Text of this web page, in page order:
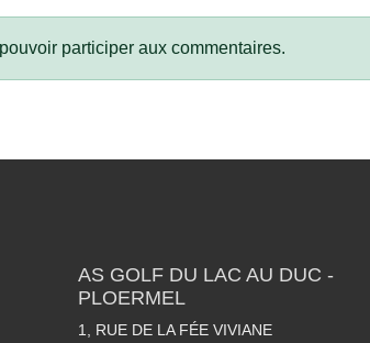
participer aux commentaires.
AS GOLF DU LAC AU DUC -
PLOERMEL
1, RUE DE LA FÉE VIVIANE